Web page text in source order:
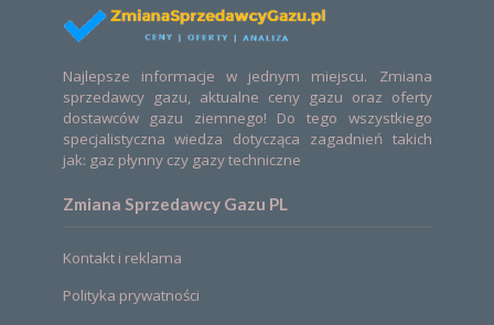
Najlepsze informacje w jednym miejscu. Zmiana
sprzedawcy gazu, aktualne ceny gazu oraz oferty
dostawców gazu ziemnego! Do tego wszystkiego
specjalistyczna wiedza dotycząca zagadnień takich
jak: gaz płynny czy gazy techniczne
Zmiana Sprzedawcy Gazu PL
Kontakt i reklama
Polityka prywatności